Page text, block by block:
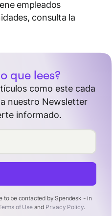
empleados
consulta la
que lees?
como este cada
nuestro Newsletter
informado.
to be contacted by Spendesk - in
of Useand Privacy Policy.